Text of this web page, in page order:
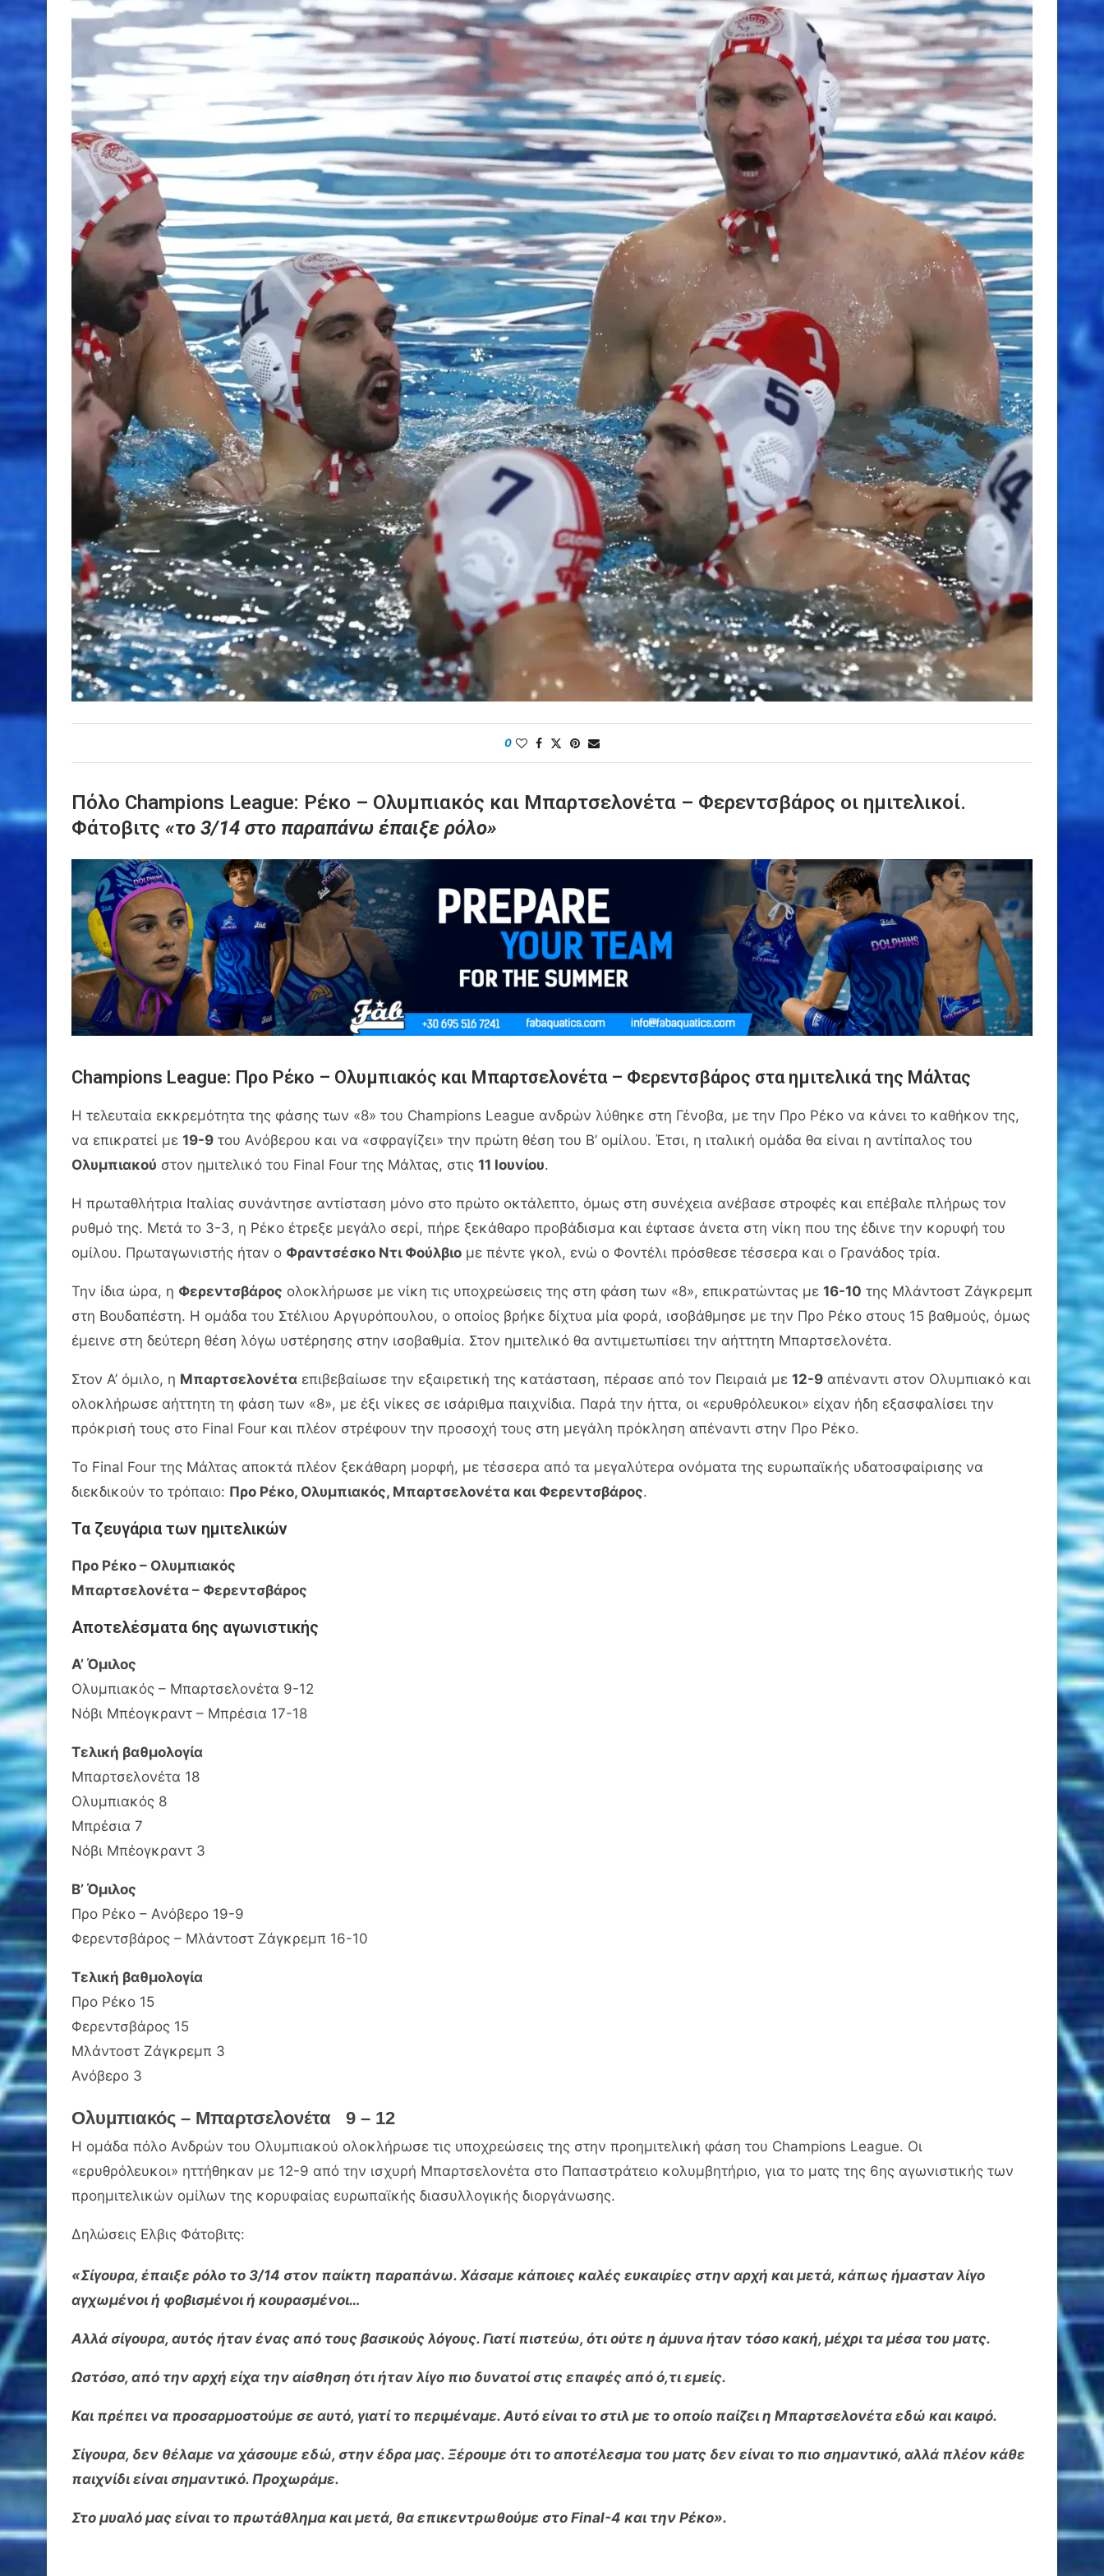
0
Πόλο Champions League: Ρέκο – Ολυμπιακός και Μπαρτσελονέτα – Φερεντσβάρος οι ημιτελικοί.
Φάτοβιτς «το 3/14 στο παραπάνω έπαιξε ρόλο»
Champions League: Προ Ρέκο – Ολυμπιακός και Μπαρτσελονέτα – Φερεντσβάρος στα ημιτελικά της Μάλτας
Η τελευταία εκκρεμότητα της φάσης των «8» του Champions League ανδρών λύθηκε στη Γένοβα, με την Προ Ρέκο να κάνει το καθήκον της,
να επικρατεί με 19-9 του Ανόβερου και να «σφραγίζει» την πρώτη θέση του Β’ ομίλου. Έτσι, η ιταλική ομάδα θα είναι η αντίπαλος του
Ολυμπιακού στον ημιτελικό του Final Four της Μάλτας, στις 11 Ιουνίου.
Η πρωταθλήτρια Ιταλίας συνάντησε αντίσταση μόνο στο πρώτο οκτάλεπτο, όμως στη συνέχεια ανέβασε στροφές και επέβαλε πλήρως τον
ρυθμό της. Μετά το 3-3, η Ρέκο έτρεξε μεγάλο σερί, πήρε ξεκάθαρο προβάδισμα και έφτασε άνετα στη νίκη που της έδινε την κορυφή του
ομίλου. Πρωταγωνιστής ήταν ο Φραντσέσκο Ντι Φούλβιο με πέντε γκολ, ενώ ο Φοντέλι πρόσθεσε τέσσερα και ο Γρανάδος τρία.
Την ίδια ώρα, η Φερεντσβάρος ολοκλήρωσε με νίκη τις υποχρεώσεις της στη φάση των «8», επικρατώντας με 16-10 της Μλάντοστ Ζάγκρεμπ
στη Βουδαπέστη. Η ομάδα του Στέλιου Αργυρόπουλου, ο οποίος βρήκε δίχτυα μία φορά, ισοβάθμησε με την Προ Ρέκο στους 15 βαθμούς, όμως
έμεινε στη δεύτερη θέση λόγω υστέρησης στην ισοβαθμία. Στον ημιτελικό θα αντιμετωπίσει την αήττητη Μπαρτσελονέτα.
Στον Α’ όμιλο, η Μπαρτσελονέτα επιβεβαίωσε την εξαιρετική της κατάσταση, πέρασε από τον Πειραιά με 12-9 απέναντι στον Ολυμπιακό και
ολοκλήρωσε αήττητη τη φάση των «8», με έξι νίκες σε ισάριθμα παιχνίδια. Παρά την ήττα, οι «ερυθρόλευκοι» είχαν ήδη εξασφαλίσει την
πρόκρισή τους στο Final Four και πλέον στρέφουν την προσοχή τους στη μεγάλη πρόκληση απέναντι στην Προ Ρέκο.
Το Final Four της Μάλτας αποκτά πλέον ξεκάθαρη μορφή, με τέσσερα από τα μεγαλύτερα ονόματα της ευρωπαϊκής υδατοσφαίρισης να
διεκδικούν το τρόπαιο: Προ Ρέκο, Ολυμπιακός, Μπαρτσελονέτα και Φερεντσβάρος.
Τα ζευγάρια των ημιτελικών
Προ Ρέκο – Ολυμπιακός
Μπαρτσελονέτα – Φερεντσβάρος
Αποτελέσματα 6ης αγωνιστικής
Α’ Όμιλος
Ολυμπιακός – Μπαρτσελονέτα 9-12
Νόβι Μπέογκραντ – Μπρέσια 17-18
Τελική βαθμολογία
Μπαρτσελονέτα 18
Ολυμπιακός 8
Μπρέσια 7
Νόβι Μπέογκραντ 3
Β’ Όμιλος
Προ Ρέκο – Ανόβερο 19-9
Φερεντσβάρος – Μλάντοστ Ζάγκρεμπ 16-10
Τελική βαθμολογία
Προ Ρέκο 15
Φερεντσβάρος 15
Μλάντοστ Ζάγκρεμπ 3
Ανόβερο 3
Ολυμπιακός – Μπαρτσελονέτα 9 – 12
Η ομάδα πόλο Ανδρών του Ολυμπιακού ολοκλήρωσε τις υποχρεώσεις της στην προημιτελική φάση του Champions League. Οι
«ερυθρόλευκοι» ηττήθηκαν με 12-9 από την ισχυρή Μπαρτσελονέτα στο Παπαστράτειο κολυμβητήριο, για το ματς της 6ης αγωνιστικής των
προημιτελικών ομίλων της κορυφαίας ευρωπαϊκής διασυλλογικής διοργάνωσης.
Δηλώσεις Ελβις Φάτοβιτς:
«Σίγουρα, έπαιξε ρόλο το 3/14 στον παίκτη παραπάνω. Χάσαμε κάποιες καλές ευκαιρίες στην αρχή και μετά, κάπως ήμασταν λίγο
αγχωμένοι ή φοβισμένοι ή κουρασμένοι…
Αλλά σίγουρα, αυτός ήταν ένας από τους βασικούς λόγους. Γιατί πιστεύω, ότι ούτε η άμυνα ήταν τόσο κακή, μέχρι τα μέσα του ματς.
Ωστόσο, από την αρχή είχα την αίσθηση ότι ήταν λίγο πιο δυνατοί στις επαφές από ό,τι εμείς.
Και πρέπει να προσαρμοστούμε σε αυτό, γιατί το περιμέναμε. Αυτό είναι το στιλ με το οποίο παίζει η Μπαρτσελονέτα εδώ και καιρό.
Σίγουρα, δεν θέλαμε να χάσουμε εδώ, στην έδρα μας. Ξέρουμε ότι το αποτέλεσμα του ματς δεν είναι το πιο σημαντικό, αλλά πλέον κάθε
παιχνίδι είναι σημαντικό. Προχωράμε.
Στο μυαλό μας είναι το πρωτάθλημα και μετά, θα επικεντρωθούμε στο Final-4 και την Ρέκο».